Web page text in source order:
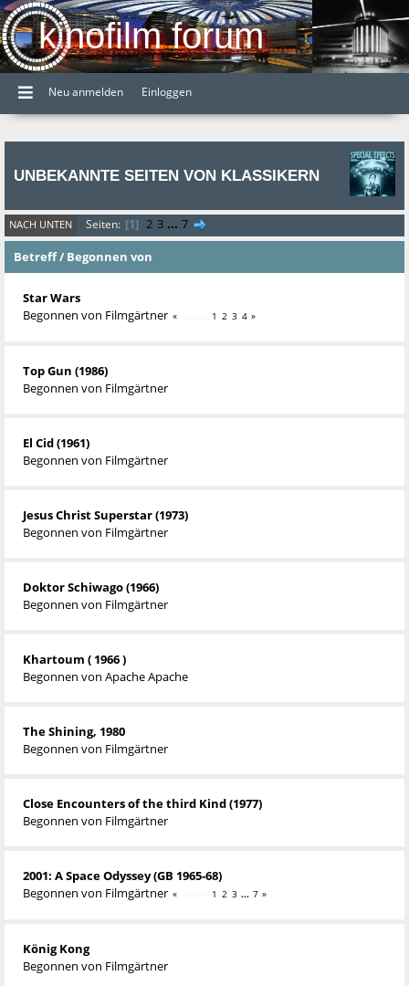
kinofilm forum
Neu anmelden Einloggen
UNBEKANNTE SEITEN VON KLASSIKERN
NACH UNTEN Seiten 1 2 3 ... 7
Betreff/ Begonnen von
Star Wars
Begonnen von Filmgärtner Seiten 1 2 3 4
Top Gun (1986)
Begonnen von Filmgärtner
El Cid (1961)
Begonnen von Filmgärtner
Jesus Christ Superstar (1973)
Begonnen von Filmgärtner
Doktor Schiwago (1966)
Begonnen von Filmgärtner
Khartoum ( 1966 )
Begonnen von Apache Apache
The Shining, 1980
Begonnen von Filmgärtner
Close Encounters of the third Kind (1977)
Begonnen von Filmgärtner
2001: A Space Odyssey (GB 1965-68)
Begonnen von Filmgärtner Seiten 1 2 3 ... 7
König Kong
Begonnen von Filmgärtner